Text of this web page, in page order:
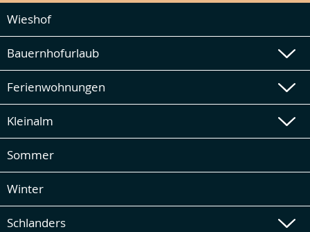
Wieshof
Bauernhofurlaub
Ferienwohnungen
Kleinalm
Sommer
Winter
Schlanders